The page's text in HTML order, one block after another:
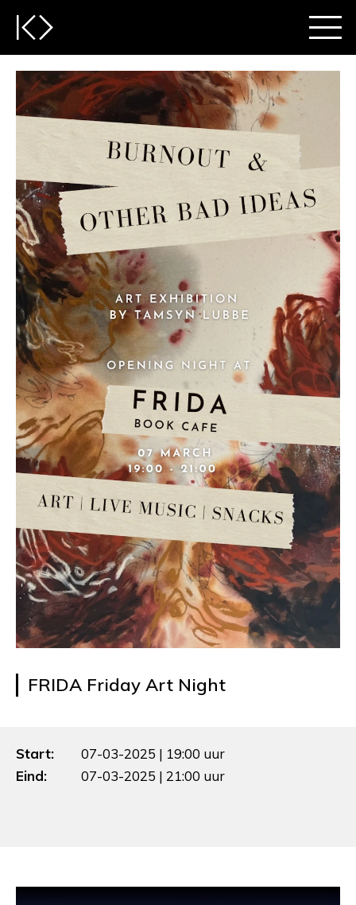
FRIDA Friday Art Night
Start:
07-03-2025 | 19:00 uur
Eind:
07-03-2025 | 21:00 uur